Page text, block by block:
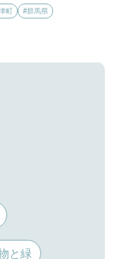
町 #群馬県
と緑